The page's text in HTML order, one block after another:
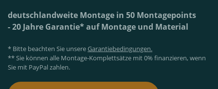
deutschlandweite Montage in 50 Montagepoints
- 20 Jahre Garantie* auf Montage und Material
* Bitte beachten Sie unsereGarantiebedingungen.
** Sie können alle Montage-Komplettsätze mit 0% finanzieren, wenn
Sie mit PayPal zahlen.